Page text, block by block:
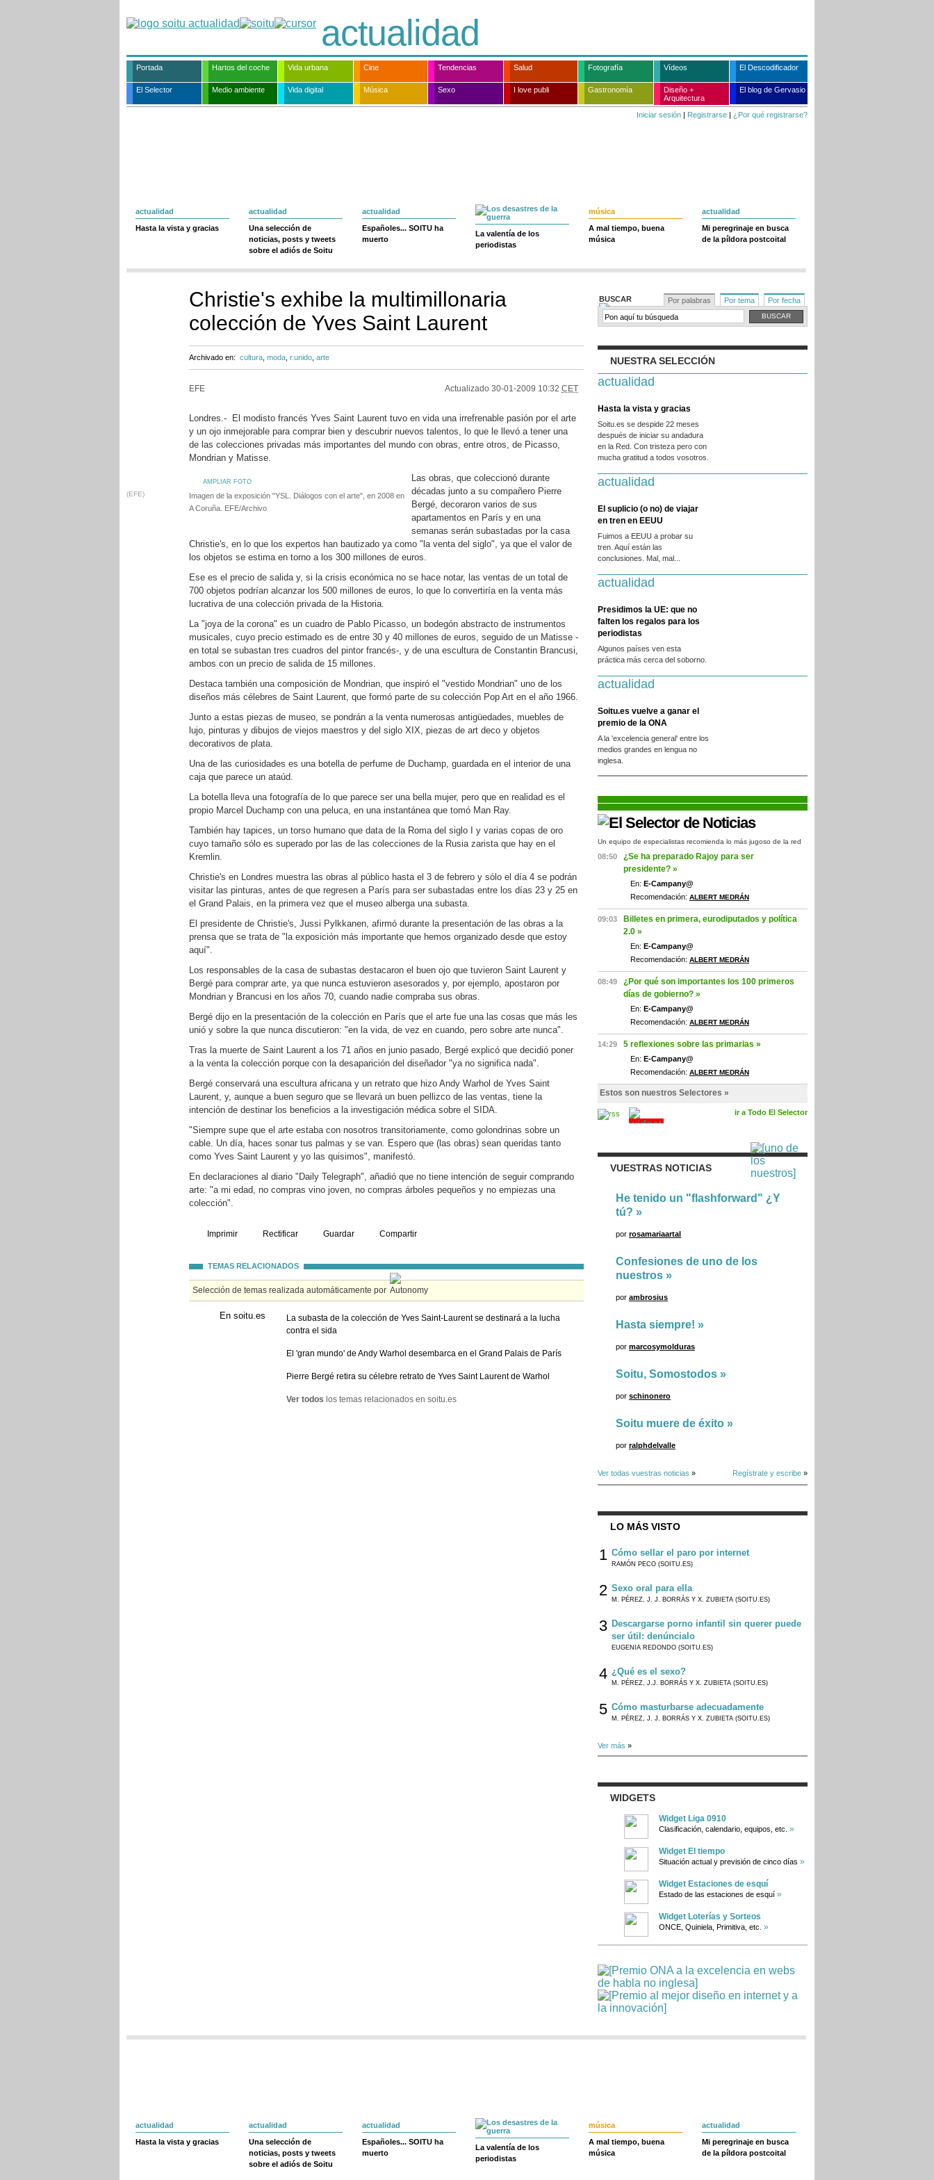
actualidad
Portada Hartos del coche Vida urbana Cine Tendencias Salud Fotografía Vídeos El Descodificador
El Selector Medio ambiente Vida digital Música Sexo I love publi Gastronomía
Diseño +
Arquitectura
El blog de Gervasio
Iniciar sesión | Registrarse | ¿Por qué registrarse?
actualidad
Hasta la vista y gracias
actualidad
Una selección de
noticias, posts y tweets
sobre el adiós de Soitu
actualidad
Españoles... SOITU ha
muerto
La valentía de los
periodistas
música
A mal tiempo, buena
música
actualidad
Mi peregrinaje en busca
de la píldora postcoital
Christie's exhibe la multimillonaria
colección de Yves Saint Laurent
Archivado en: cultura moda r.unido arte
EFE Actualizado 30-01-2009 10:32 CET
Londres.- El modisto francés Yves Saint Laurent tuvo en vida una irrefrenable pasión por el arte
y un ojo inmejorable para comprar bien y descubrir nuevos talentos, lo que le llevó a tener una
de las colecciones privadas más importantes del mundo con obras, entre otros, de Picasso,
Mondrian y Matisse.
AMPLIAR FOTO
(EFE)
Imagen de la exposición "YSL. Diálogos con el arte", en 2008 en
A Coruña. EFE/Archivo
Las obras, que coleccionó durante
décadas junto a su compañero Pierre
Bergé, decoraron varios de sus
apartamentos en París y en una
semanas serán subastadas por la casa
Christie's, en lo que los expertos han bautizado ya como "la venta del siglo", ya que el valor de
los objetos se estima en torno a los 300 millones de euros.
Ese es el precio de salida y, si la crisis económica no se hace notar, las ventas de un total de
700 objetos podrían alcanzar los 500 millones de euros, lo que lo convertiría en la venta más
lucrativa de una colección privada de la Historia.
La "joya de la corona" es un cuadro de Pablo Picasso, un bodegón abstracto de instrumentos
musicales, cuyo precio estimado es de entre 30 y 40 millones de euros, seguido de un Matisse -
en total se subastan tres cuadros del pintor francés-, y de una escultura de Constantin Brancusi,
ambos con un precio de salida de 15 millones.
Destaca también una composición de Mondrian, que inspiró el "vestido Mondrian" uno de los
diseños más célebres de Saint Laurent, que formó parte de su colección Pop Art en el año 1966.
Junto a estas piezas de museo, se pondrán a la venta numerosas antigüedades, muebles de
lujo, pinturas y dibujos de viejos maestros y del siglo XIX, piezas de art deco y objetos
decorativos de plata.
Una de las curiosidades es una botella de perfume de Duchamp, guardada en el interior de una
caja que parece un ataúd.
La botella lleva una fotografía de lo que parece ser una bella mujer, pero que en realidad es el
propio Marcel Duchamp con una peluca, en una instantánea que tomó Man Ray.
También hay tapices, un torso humano que data de la Roma del siglo I y varias copas de oro
cuyo tamaño sólo es superado por las de las colecciones de la Rusia zarista que hay en el
Kremlin.
Christie's en Londres muestra las obras al público hasta el 3 de febrero y sólo el día 4 se podrán
visitar las pinturas, antes de que regresen a París para ser subastadas entre los días 23 y 25 en
el Grand Palais, en la primera vez que el museo alberga una subasta.
El presidente de Christie's, Jussi Pylkkanen, afirmó durante la presentación de las obras a la
prensa que se trata de "la exposición más importante que hemos organizado desde que estoy
aquí".
Los responsables de la casa de subastas destacaron el buen ojo que tuvieron Saint Laurent y
Bergé para comprar arte, ya que nunca estuvieron asesorados y, por ejemplo, apostaron por
Mondrian y Brancusi en los años 70, cuando nadie compraba sus obras.
Bergé dijo en la presentación de la colección en París que el arte fue una las cosas que más les
unió y sobre la que nunca discutieron: "en la vida, de vez en cuando, pero sobre arte nunca".
Tras la muerte de Saint Laurent a los 71 años en junio pasado, Bergé explicó que decidió poner
a la venta la colección porque con la desaparición del diseñador "ya no significa nada".
Bergé conservará una escultura africana y un retrato que hizo Andy Warhol de Yves Saint
Laurent, y, aunque a buen seguro que se llevará un buen pellizco de las ventas, tiene la
intención de destinar los beneficios a la investigación médica sobre el SIDA.
"Siempre supe que el arte estaba con nosotros transitoriamente, como golondrinas sobre un
cable. Un día, haces sonar tus palmas y se van. Espero que (las obras) sean queridas tanto
como Yves Saint Laurent y yo las quisimos", manifestó.
En declaraciones al diario "Daily Telegraph", añadió que no tiene intención de seguir comprando
arte: "a mi edad, no compras vino joven, no compras árboles pequeños y no empiezas una
colección".
Imprimir Rectificar Guardar Compartir
TEMAS RELACIONADOS
Selección de temas realizada automáticamente por
En soitu.es
La subasta de la colección de Yves Saint-Laurent se destinará a la lucha
contra el sida
El 'gran mundo' de Andy Warhol desembarca en el Grand Palais de París
Pierre Bergé retira su célebre retrato de Yves Saint Laurent de Warhol
Ver todos los temas relacionados en soitu.es
BUSCAR Por palabras Por tema Por fecha
NUESTRA SELECCIÓN
actualidad
Hasta la vista y gracias
Soitu.es se despide 22 meses
después de iniciar su andadura
en la Red. Con tristeza pero con
mucha gratitud a todos vosotros.
actualidad
El suplicio (o no) de viajar
en tren en EEUU
Fuimos a EEUU a probar su
tren. Aquí están las
conclusiones. Mal, mal...
actualidad
Presidimos la UE: que no
falten los regalos para los
periodistas
Algunos países ven esta
práctica más cerca del soborno.
actualidad
Soitu.es vuelve a ganar el
premio de la ONA
A la 'excelencia general' entre los
medios grandes en lengua no
inglesa.
Un equipo de especialistas recomienda lo más jugoso de la red
08:50
¿Se ha preparado Rajoy para ser
presidente? »
En: E-Campany@
Recomendación: ALBERT MEDRÁN
09:03
Billetes en primera, eurodiputados y política
2.0 »
En: E-Campany@
Recomendación: ALBERT MEDRÁN
08:49
¿Por qué son importantes los 100 primeros
días de gobierno? »
En: E-Campany@
Recomendación: ALBERT MEDRÁN
14:29 5 reflexiones sobre las primarias »
En: E-Campany@
Recomendación: ALBERT MEDRÁN
Estos son nuestros Selectores »
ir a Todo El Selector
VUESTRAS NOTICIAS
He tenido un "flashforward" ¿Y
tú? »
por rosamariaartal
Confesiones de uno de los
nuestros »
por ambrosius
Hasta siempre! »
por marcosymolduras
Soitu, Somostodos »
por schinonero
Soitu muere de éxito »
por ralphdelvalle
Ver todas vuestras noticias » Regístrate y escribe »
LO MÁS VISTO
1 Cómo sellar el paro por internet
RAMÓN PECO (SOITU.ES)
2 Sexo oral para ella
M. PÉREZ, J. J. BORRÁS Y X. ZUBIETA (SOITU.ES)
3 Descargarse porno infantil sin querer puede
ser útil: denúncialo
EUGENIA REDONDO (SOITU.ES)
4 ¿Qué es el sexo?
M. PÉREZ, J.J. BORRÁS Y X. ZUBIETA (SOITU.ES)
5 Cómo masturbarse adecuadamente
M. PÉREZ, J. J. BORRÁS Y X. ZUBIETA (SOITU.ES)
Ver más »
WIDGETS
Widget Liga 0910
Clasificación, calendario, equipos, etc. »
Widget El tiempo
Situación actual y previsión de cinco días »
Widget Estaciones de esquí
Estado de las estaciones de esquí »
Widget Loterías y Sorteos
ONCE, Quiniela, Primitiva, etc. »
actualidad
Hasta la vista y gracias
actualidad
Una selección de
noticias, posts y tweets
sobre el adiós de Soitu
actualidad
Españoles... SOITU ha
muerto
La valentía de los
periodistas
música
A mal tiempo, buena
música
actualidad
Mi peregrinaje en busca
de la píldora postcoital